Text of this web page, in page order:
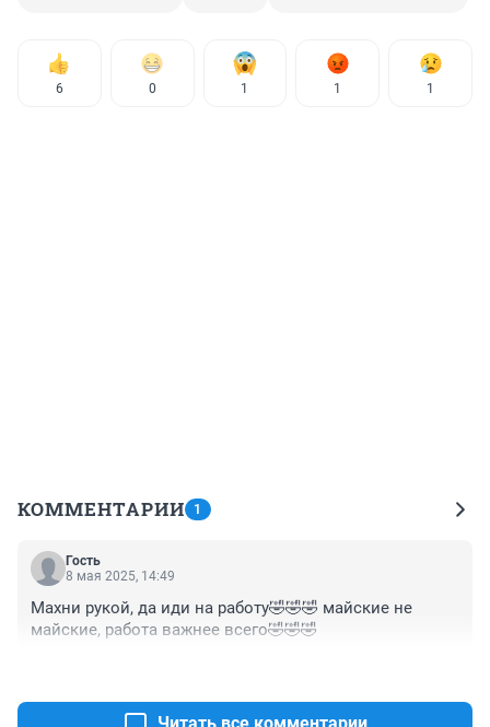
6 0 1 1 1
КОММЕНТАРИИ 1
Гость
8 мая 2025, 14:49
Махни рукой, да иди на работу🤣🤣🤣 майские не
майские, работа важнее всего🤣🤣🤣
Читать все комментарии